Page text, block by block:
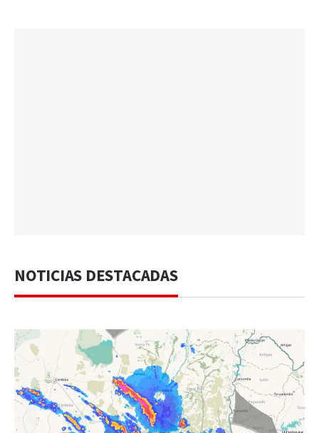
NOTICIAS DESTACADAS